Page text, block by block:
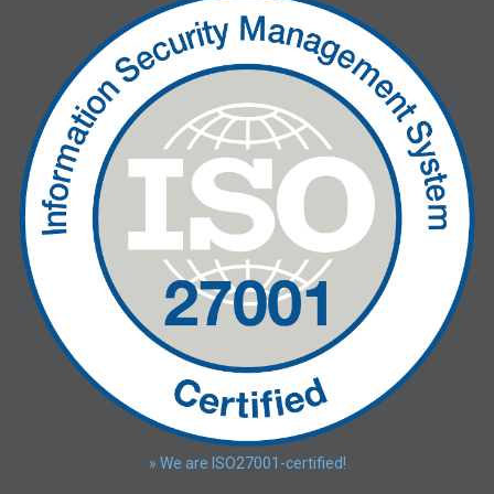
» We are ISO27001-certified!